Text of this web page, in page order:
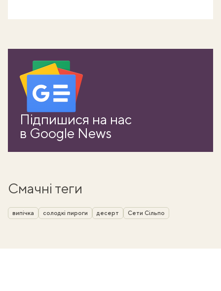
Підпишися на нас
в Google News
Смачні теги
випічка солодкі пироги десерт Сети Сільпо